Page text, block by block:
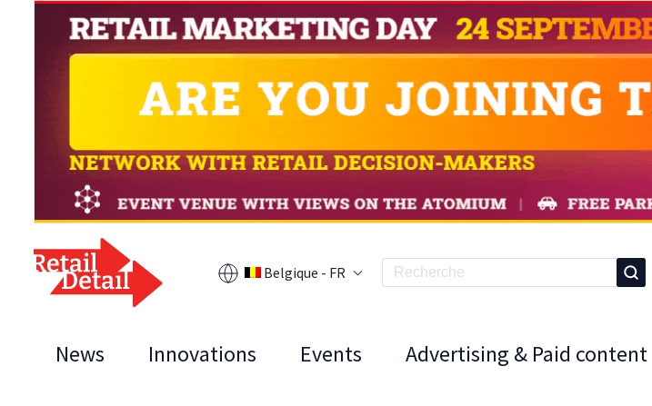
Belgique - FR
News Innovations Events Advertising & Paid content